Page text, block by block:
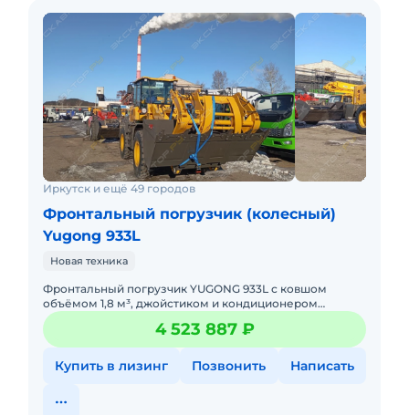
Иркутск и ещё 49 городов
Фронтальный погрузчик (колесный)
Yugong 933L
Новая техника
Фронтальный погрузчик YUGONG 933L с ковшом
объёмом 1,8 м³, джойстиком и кондиционером
предназначен для выполнения широкого круга
погрузочно-разгрузочных, з
4 523 887 ₽
Купить в лизинг Позвонить Написать